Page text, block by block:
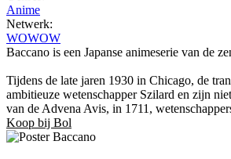
Anime
Netwerk:
WOWOW
Baccano is een Japanse animeserie van de
Tijdens de late jaren 1930 in Chicago, de
ambitieuze wetenschapper Szilard en zijn
van de Advena Avis, in 1711,
Koop bij Bol